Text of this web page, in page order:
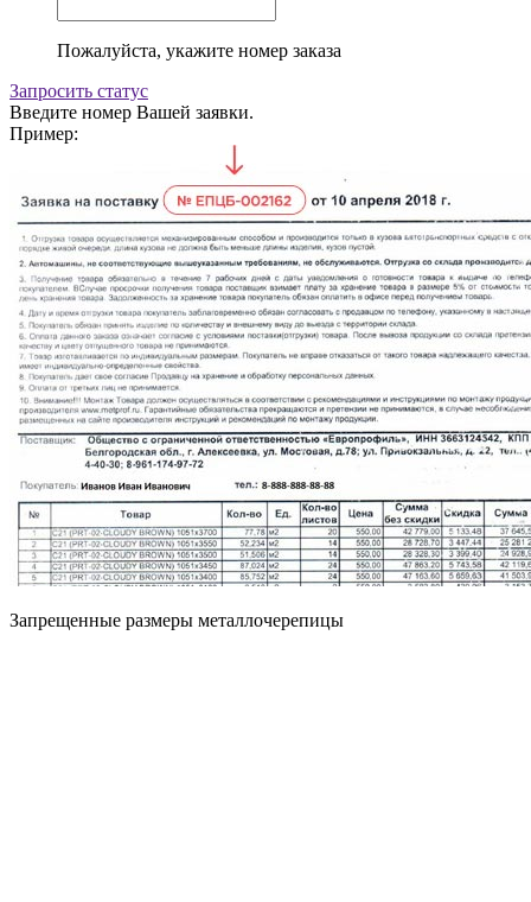
Пожалуйста, укажите номер заказа
Запросить статус
Введите номер Вашей заявки.
Пример:
Запрещенные размеры металлочерепицы